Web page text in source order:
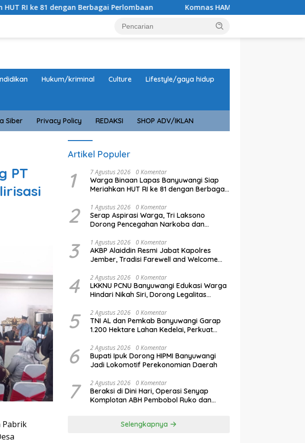
Berbagai Perlombaan Komnas HAM Soroti Capaian Banyuwangi dalam
Hukum/kriminal Culture Lifestyle/gaya hidup
Siber Privacy Policy REDAKSI SHOP ADV/IKLAN
PT
Pabrik
Artikel Populer
1 7 Agustus 2026 0 Komentar
Warga Binaan Lapas Banyuwangi Siap
Meriahkan HUT RI ke 81 dengan Berbagai
2 1 Agustus 2026 0 Komentar
Serap Aspirasi Warga, Tri Laksono
Dorong Pencegahan Narkoba dan
3 1 Agustus 2026 0 Komentar
AKBP Alaiddin Resmi Jabat Kapolres
Jember, Tradisi Farewell and Welcome
4 2 Agustus 2026 0 Komentar
LKKNU PCNU Banyuwangi Edukasi Warga
Hindari Nikah Siri, Dorong Legalitas
5 2 Agustus 2026 0 Komentar
TNI AL dan Pemkab Banyuwangi Garap
1.200 Hektare Lahan Kedelai, Perkuat
6 2 Agustus 2026 0 Komentar
Bupati Ipuk Dorong HIPMI Banyuwangi
Jadi Lokomotif Perekonomian Daerah
7 2 Agustus 2026 0 Komentar
Beraksi di Dini Hari, Operasi Senyap
Komplotan ABH Pembobol Ruko dan
Selengkapnya